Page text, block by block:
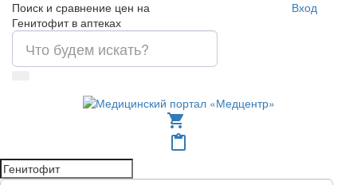
Поиск и сравнение цен на
Генитофит в аптеках
Вход
shopping_cart
content_paste